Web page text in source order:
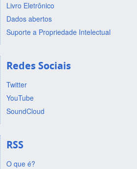
Livro Eletrônico
Dados abertos
Suporte a Propriedade Intelectual
Redes Sociais
Twitter
YouTube
SoundCloud
RSS
O que é?